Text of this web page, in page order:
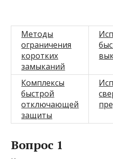
Методы
ограничения
коротких
замыканий
Комплексы
быстрой
отключающей
защиты
Вопрос 1